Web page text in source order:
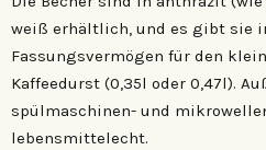
weiß erhältlich, und es gibt sie
Fassungsvermögen für den
Kaffeedurst (0,35l oder 0,47l).
spülmaschinen- und
lebensmittelecht.